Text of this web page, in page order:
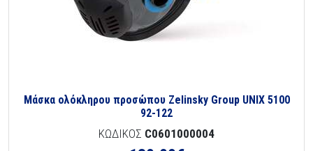
Μάσκα ολόκληρου προσώπου Zelinsky Group UNIX 5100
92-122
ΚΩΔΙΚΟΣ C0601000004